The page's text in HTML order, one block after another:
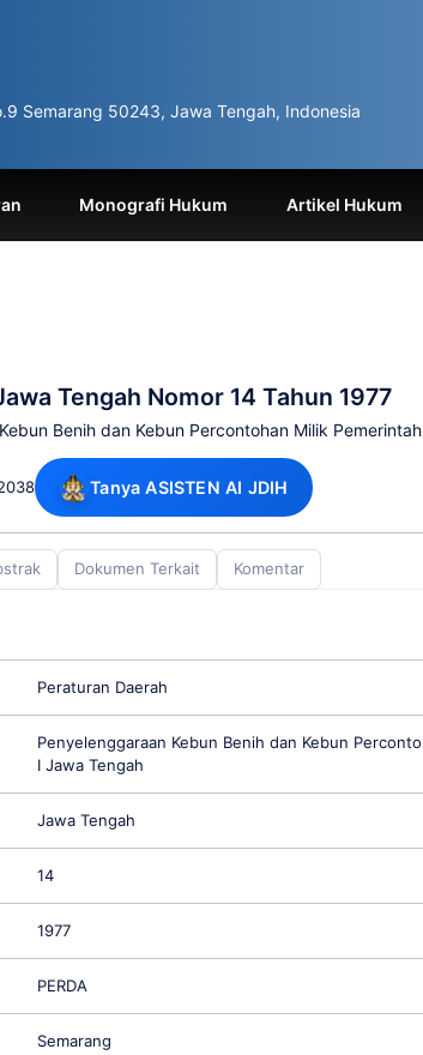
Semarang 50243, Jawa Tengah, Indonesia
Monografi Hukum Artikel Hukum
Tengah Nomor 14 Tahun 1977
Benih dan Kebun Percontohan Milik
Tanya ASISTEN AI JDIH
Dokumen Terkait Komentar
Peraturan Daerah
Penyelenggaraan Kebun Benih dan Kebun
I Jawa Tengah
Jawa Tengah
14
1977
PERDA
Semarang